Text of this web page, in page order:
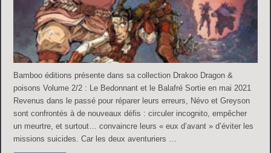
Bamboo éditions présente dans sa collection Drakoo Dragon &
poisons Volume 2/2 : Le Bedonnant et le Balafré Sortie en mai 2021
Revenus dans le passé pour réparer leurs erreurs, Névo et Greyson
sont confrontés à de nouveaux défis : circuler incognito, empêcher
un meurtre, et surtout… convaincre leurs « eux d’avant » d’éviter les
missions suicides. Car les deux aventuriers …